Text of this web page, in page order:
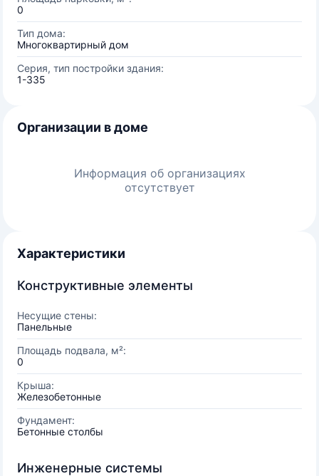
0
Тип дома:
Многоквартирный дом
Серия, тип постройки здания:
1-335
Организации в доме
Информация об организациях
отсутствует
Характеристики
Конструктивные элементы
Несущие стены:
Панельные
Площадь подвала, м²:
0
Крыша:
Железобетонные
Фундамент:
Бетонные столбы
Инженерные системы